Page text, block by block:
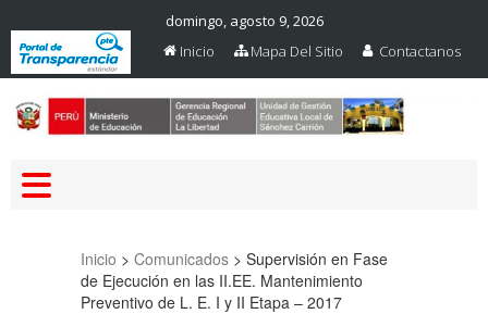
domingo, agosto 9, 2026
Inicio
Mapa Del Sitio Contactanos
Inicio >Comunicados >Supervisión en Fase
de Ejecución en las II.EE. Mantenimiento
Preventivo de L. E. I y II Etapa – 2017